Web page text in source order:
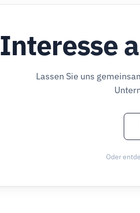
Interesse
Lassen Sie uns
Oder